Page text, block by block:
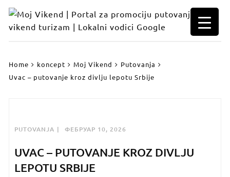
Skip
content
Home koncept Moj Vikend
Putovanja
Uvac – putovanje kroz divlju lepotu Srbije
PUTOVANJA ФЕБРУАР 10, 2026
UVAC – PUTOVANJE KROZ DIVLJU
LEPOTU SRBIJE